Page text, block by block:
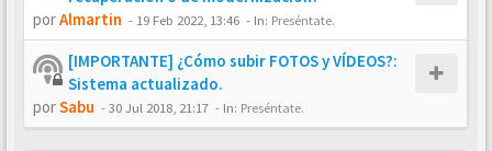
porAlmartin - 19 Feb 2022, 13:46 - In: Preséntate.
[IMPORTANTE] ¿Cómo subir FOTOS y VÍDEOS?:
Sistema actualizado.
porSabu -30 Jul 2018, 21:17 - In: Preséntate.